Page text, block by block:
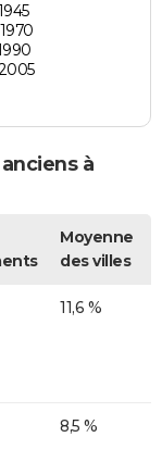
à
Moyenne
des villes
11,6 %
8,5 %